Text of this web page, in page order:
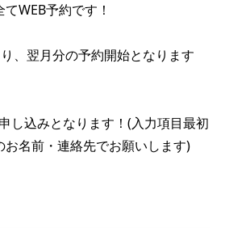
WEB予約です！
、翌月分の予約開始となります
し込みとなります！(入力項目最初
名前・連絡先でお願いします)